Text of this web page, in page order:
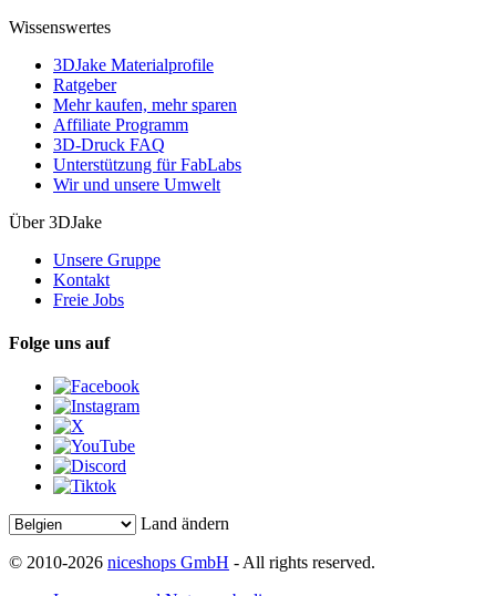
Wissenswertes
3DJake Materialprofile
Ratgeber
Mehr kaufen, mehr sparen
Affiliate Programm
3D-Druck FAQ
Unterstützung für FabLabs
Wir und unsere Umwelt
Über 3DJake
Unsere Gruppe
Kontakt
Freie Jobs
Folge uns auf
Land ändern
© 2010-2026 niceshops GmbH - All rights reserved.